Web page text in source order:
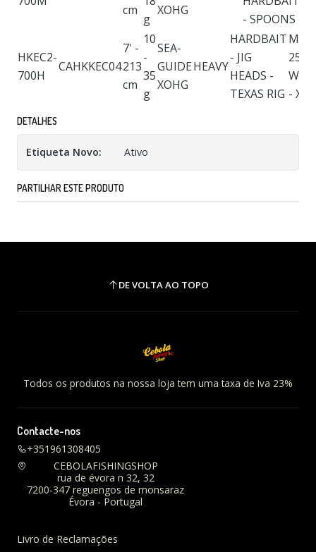
cm
g
XOHG
- SPOONS
HKEC2-
700H
CAHKKEC04
7' -
213
cm
10
-
35
g
SEA-
GUIDE
XOHG
HEAVY
HARDBAIT
- JIG
HEADS -
TEXAS RIG
MAX
25
- XF
DETALHES
Etiqueta Novo: Ativo
PARTILHAR ESTE PRODUTO
DE VOLTA AO TOPO
Todos os produtos na nossa loja tem uma taxa de Iva 23%
Contacte-nos
+351961308405
CEBOLAFISHINGSHOP
rua de évora n 32, 32
7200-347 reguengos de monsaraz
Évora - Portugal
Livro de Reclamações